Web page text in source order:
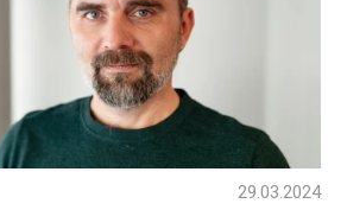
29.03.2024